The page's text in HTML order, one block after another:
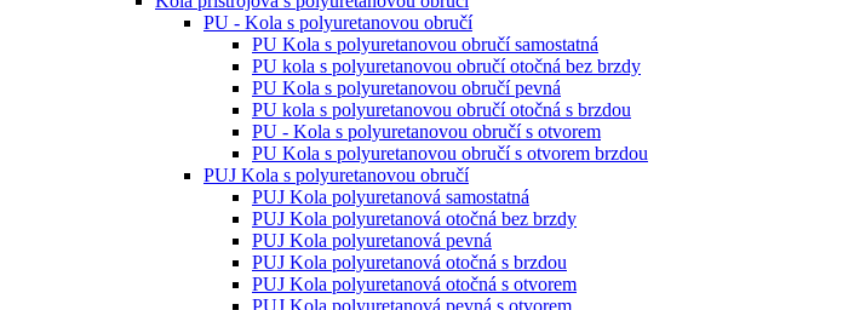
PU - Kola s polyuretanovou obručí
PU Kola s polyuretanovou obručí samostatná
PU kola s polyuretanovou obručí otočná bez brzdy
PU Kola s polyuretanovou obručí pevná
PU kola s polyuretanovou obručí otočná s brzdou
PU - Kola s polyuretanovou obručí s otvorem
PU Kola s polyuretanovou obručí s otvorem brzdou
PUJ Kola s polyuretanovou obručí
PUJ Kola polyuretanová samostatná
PUJ Kola polyuretanová otočná bez brzdy
PUJ Kola polyuretanová pevná
PUJ Kola polyuretanová otočná s brzdou
PUJ Kola polyuretanová otočná s otvorem
PUJ Kola polyuretanová pevná s otvorem